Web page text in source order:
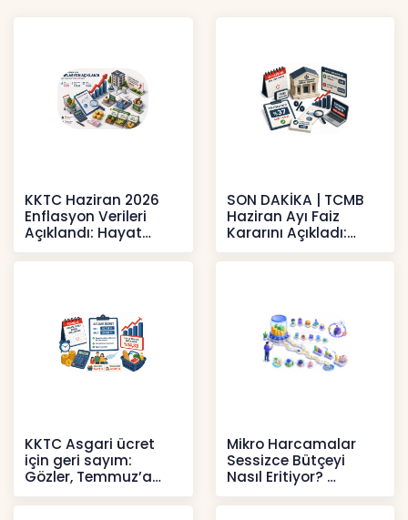
KKTC Haziran 2026
Enflasyon Verileri
Açıklandı: Hayat
Pahalılığı Yükselişini
Sür
SON DAKİKA | TCMB
Haziran Ayı Faiz
Kararını Açıkladı:
Politika Faizi Yüzde
37’de
KKTC Asgari ücret
için geri sayım:
Gözler, Temmuz’a
yansıması beklenen
artışta
Mikro Harcamalar
Sessizce Bütçeyi
Nasıl Eritiyor?
İçerikler